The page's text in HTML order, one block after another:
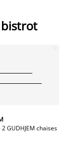
bistrot
GUDHJEM chaises